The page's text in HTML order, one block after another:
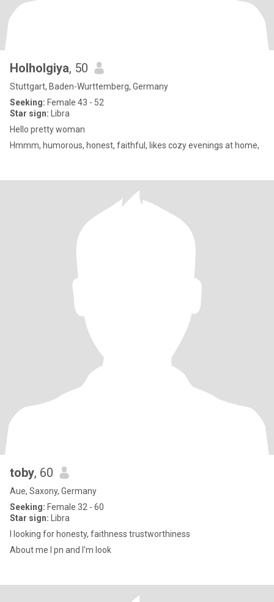
Holholgiya, 50
Stuttgart, Baden-Wurttemberg, Germany
Seeking: Female 43 - 52
Star sign: Libra
Hello pretty woman
Hmmm, humorous, honest, faithful, likes cozy evenings at home,
toby, 60
Aue, Saxony, Germany
Seeking: Female 32 - 60
Star sign: Libra
I looking for honesty, faithness trustworthiness
About me I pn and I'm look